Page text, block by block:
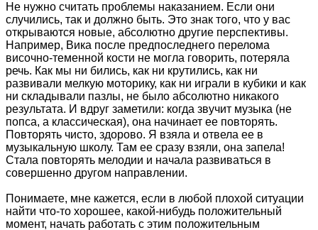
Не нужно считать проблемы наказанием. Если они
случились, так и должно быть. Это знак того, что у вас
открываются новые, абсолютно другие перспективы.
Например, Вика после предпоследнего перелома
височно-теменной кости не могла говорить, потеряла
речь. Как мы ни бились, как ни крутились, как ни
развивали мелкую моторику, как ни играли в кубики и как
ни складывали пазлы, не было абсолютно никакого
результата. И вдруг заметили: когда звучит музыка (не
попса, а классическая), она начинает ее повторять.
Повторять чисто, здорово. Я взяла и отвела ее в
музыкальную школу. Там ее сразу взяли, она запела!
Стала повторять мелодии и начала развиваться в
совершенно другом направлении.
Понимаете, мне кажется, если в любой плохой ситуации
найти что-то хорошее, какой-нибудь положительный
момент, начать работать с этим положительным